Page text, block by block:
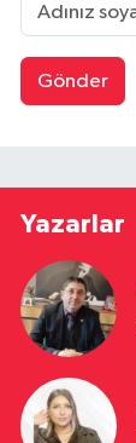
Gönder
Yazarlar